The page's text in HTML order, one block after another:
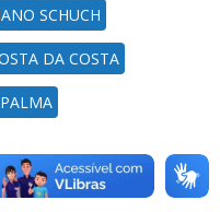
SCHUCH
DA COSTA